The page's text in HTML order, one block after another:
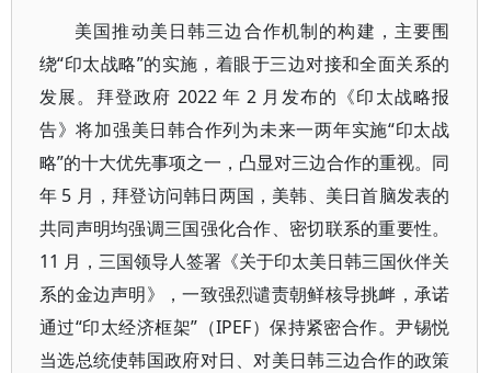
美国推动美日韩三边合作机制的构建，主要围
绕“印太战略”的实施，着眼于三边对接和全面关系的
发展。拜登政府 2022 年 2 月发布的《印太战略报
告》将加强美日韩合作列为未来一两年实施“印太战
略”的十大优先事项之一，凸显对三边合作的重视。同
年 5 月，拜登访问韩日两国，美韩、美日首脑发表的
共同声明均强调三国强化合作、密切联系的重要性。
11 月，三国领导人签署《关于印太美日韩三国伙伴关
系的金边声明》，一致强烈谴责朝鲜核导挑衅，承诺
通过“印太经济框架”（IPEF）保持紧密合作。尹锡悦
当选总统使韩国政府对日、对美日韩三边合作的政策